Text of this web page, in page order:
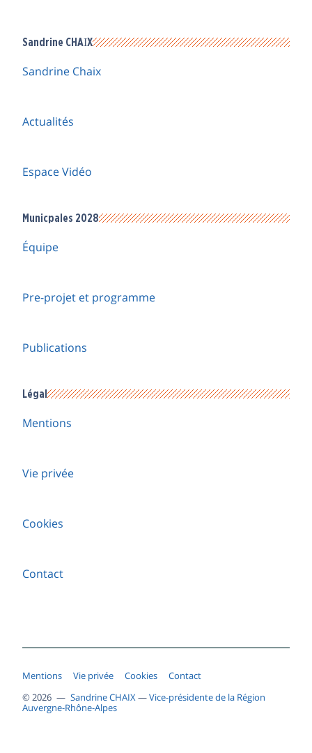
Sandrine CHAIX
Sandrine Chaix
Actualités
Espace Vidéo
Municpales 2028
Équipe
Pre-projet et programme
Publications
Légal
Mentions
Vie privée
Cookies
Contact
© 2026 — Sandrine CHAIX —Vice-présidente de la Région
Auvergne-Rhône-Alpes
Mentions Vie privée Cookies Contact